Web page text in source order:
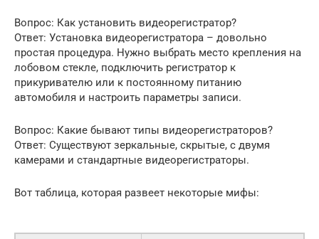
Вопрос: Как установить видеорегистратор?
Ответ: Установка видеорегистратора – довольно
простая процедура. Нужно выбрать место крепления на
лобовом стекле, подключить регистратор к
прикуривателю или к постоянному питанию
автомобиля и настроить параметры записи.
Вопрос: Какие бывают типы видеорегистраторов?
Ответ: Существуют зеркальные, скрытые, с двумя
камерами и стандартные видеорегистраторы.
Вот таблица, которая развеет некоторые мифы: